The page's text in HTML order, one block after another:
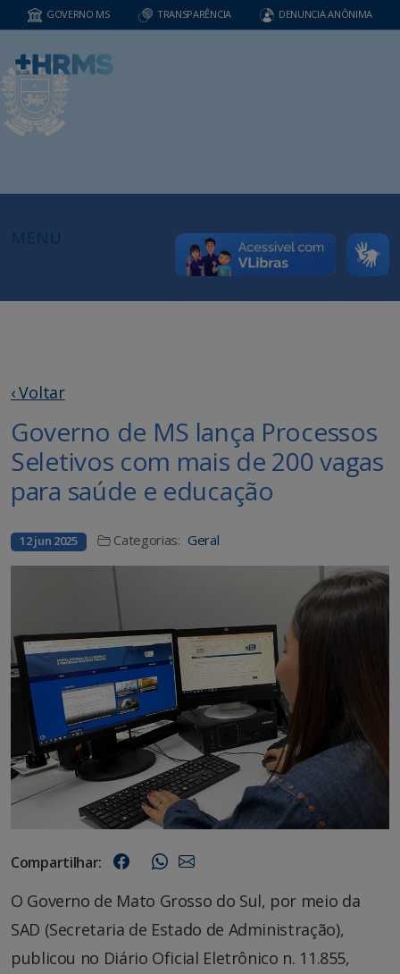
GOVERNO MS TRANSPARÊNCIA DENUNCIA ANÔNIMA
‹ Voltar
Governo de MS lança Processos
Seletivos com mais de 200 vagas
para saúde e educação
12 jun 2025 Categorias: Geral
Compartilhar:
O Governo de Mato Grosso do Sul, por meio da
SAD (Secretaria de Estado de Administração),
publicou no Diário Oficial Eletrônico n. 11.855,